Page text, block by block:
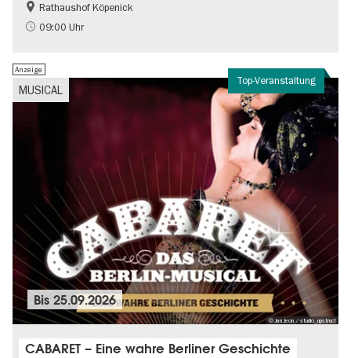
Geschichte
Going local Berlin
Rathaushof Köpenick
09:00 Uhr
Top-Veranstaltung
MUSICAL
Anzeige
© Jan Jeon / studio_upstruct
Bis25.09.2026
CABARET – Eine wahre Berliner Geschichte